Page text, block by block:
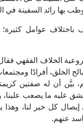
بها رائد السفينة في
باختلاف عوامل
الخلاف الفقهي فقال:
أفرادًا
أن له صفتين
عليه ما يصعب علينا،
إيصال كل خير لنا،
عنهم.